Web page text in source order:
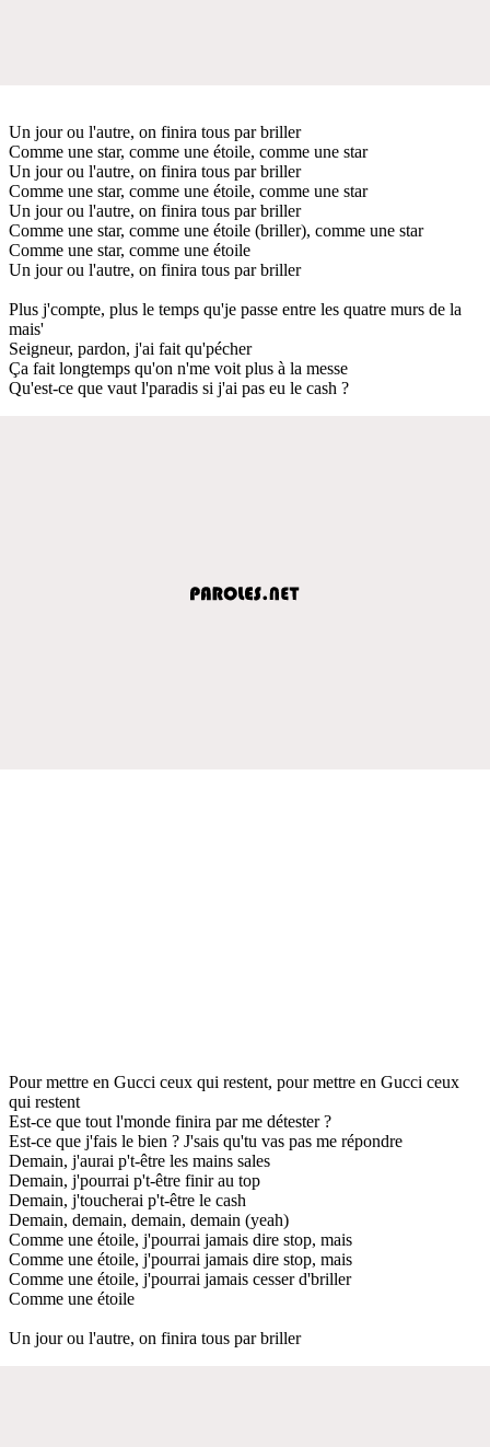
Un jour ou l'autre, on finira tous par briller
Comme une star, comme une étoile, comme une star
Un jour ou l'autre, on finira tous par briller
Comme une star, comme une étoile, comme une star
Un jour ou l'autre, on finira tous par briller
Comme une star, comme une étoile (briller), comme une star
Comme une star, comme une étoile
Un jour ou l'autre, on finira tous par briller
Plus j'compte, plus le temps qu'je passe entre les quatre murs de la
mais'
Seigneur, pardon, j'ai fait qu'pécher
Ça fait longtemps qu'on n'me voit plus à la messe
Qu'est-ce que vaut l'paradis si j'ai pas eu le cash ?
Pour mettre en Gucci ceux qui restent, pour mettre en Gucci ceux
qui restent
Est-ce que tout l'monde finira par me détester ?
Est-ce que j'fais le bien ? J'sais qu'tu vas pas me répondre
Demain, j'aurai p't-être les mains sales
Demain, j'pourrai p't-être finir au top
Demain, j'toucherai p't-être le cash
Demain, demain, demain, demain (yeah)
Comme une étoile, j'pourrai jamais dire stop, mais
Comme une étoile, j'pourrai jamais dire stop, mais
Comme une étoile, j'pourrai jamais cesser d'briller
Comme une étoile
Un jour ou l'autre, on finira tous par briller